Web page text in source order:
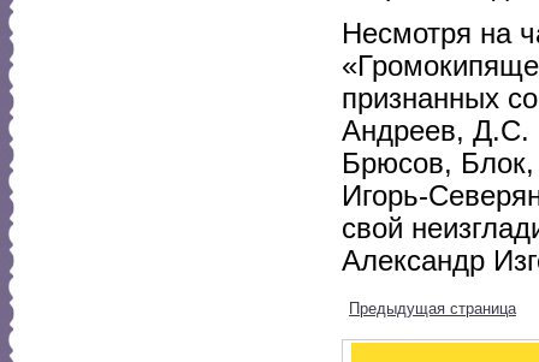
Несмотря на
признанных
Андреев, Д.С.
Брюсов,
Игорь-
свой
Александр
Предыдущая страница